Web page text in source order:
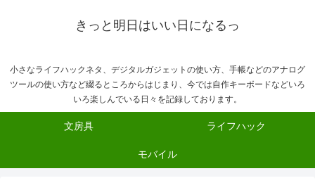
きっと明日はいい日になるっ
小さなライフハックネタ、デジタルガジェットの使い方、手帳などのアナログ
ツールの使い方など綴るところからはじまり、今では自作キーボードなどいろ
いろ楽しんでいる日々を記録しております。
文房具 ライフハック
モバイル